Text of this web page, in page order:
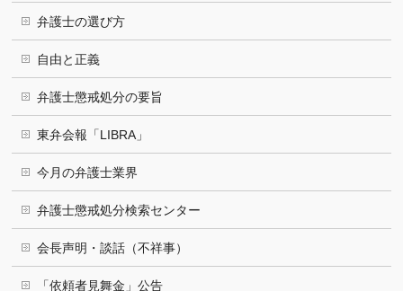
弁護士の選び方
自由と正義
弁護士懲戒処分の要旨
東弁会報「LIBRA」
今月の弁護士業界
弁護士懲戒処分検索センター
会長声明・談話（不祥事）
「依頼者見舞金」公告